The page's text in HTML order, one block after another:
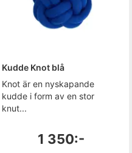
Kudde Knot blå
Knot är en nyskapande
kudde i form av en stor
knut...
1 350:-